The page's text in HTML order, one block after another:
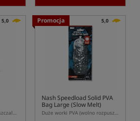
5,0
Worki PVA (szybko rozpuszczalne) z systemem ładowania
Promocja 5,0
Nash Speedload Solid PVA
Bag Large (Slow Melt)
Duże worki PVA (wolno rozpuszczalne)